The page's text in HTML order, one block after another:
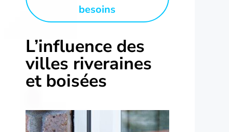
besoins
L’influence des
villes riveraines
et boisées